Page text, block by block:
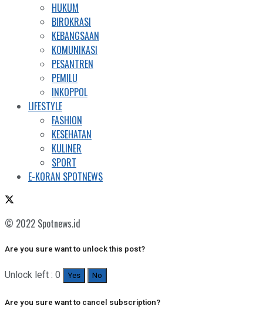
HUKUM
BIROKRASI
KEBANGSAAN
KOMUNIKASI
PESANTREN
PEMILU
INKOPPOL
LIFESTYLE
FASHION
KESEHATAN
KULINER
SPORT
E-KORAN SPOTNEWS
© 2022 Spotnews.id
Are you sure want to unlock this post?
Unlock left : 0 Yes No
Are you sure want to cancel subscription?